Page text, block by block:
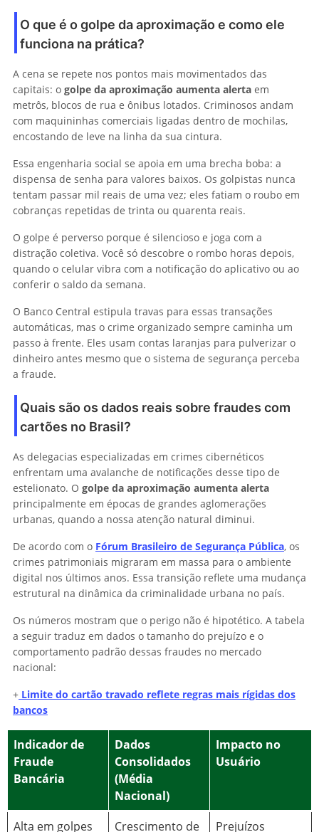
O que é o golpe da aproximação e como ele
funciona na prática?
A cena se repete nos pontos mais movimentados das
capitais: o golpe da aproximação aumenta alerta em
metrôs, blocos de rua e ônibus lotados. Criminosos andam
com maquininhas comerciais ligadas dentro de mochilas,
encostando de leve na linha da sua cintura.
Essa engenharia social se apoia em uma brecha boba: a
dispensa de senha para valores baixos. Os golpistas nunca
tentam passar mil reais de uma vez; eles fatiam o roubo em
cobranças repetidas de trinta ou quarenta reais.
O golpe é perverso porque é silencioso e joga com a
distração coletiva. Você só descobre o rombo horas depois,
quando o celular vibra com a notificação do aplicativo ou ao
conferir o saldo da semana.
O Banco Central estipula travas para essas transações
automáticas, mas o crime organizado sempre caminha um
passo à frente. Eles usam contas laranjas para pulverizar o
dinheiro antes mesmo que o sistema de segurança perceba
a fraude.
Quais são os dados reais sobre fraudes com
cartões no Brasil?
As delegacias especializadas em crimes cibernéticos
enfrentam uma avalanche de notificações desse tipo de
estelionato. O golpe da aproximação aumenta alerta
principalmente em épocas de grandes aglomerações
urbanas, quando a nossa atenção natural diminui.
De acordo com o Fórum Brasileiro de Segurança Pública, os
crimes patrimoniais migraram em massa para o ambiente
digital nos últimos anos. Essa transição reflete uma mudança
estrutural na dinâmica da criminalidade urbana no país.
Os números mostram que o perigo não é hipotético. A tabela
a seguir traduz em dados o tamanho do prejuízo e o
comportamento padrão dessas fraudes no mercado
nacional:
+ Limite do cartão travado reflete regras mais rígidas dos
bancos
Indicador de
Fraude
Bancária
Dados
Consolidados
(Média
Nacional)
Impacto no
Usuário
Alta em golpes Crescimento de Prejuízos